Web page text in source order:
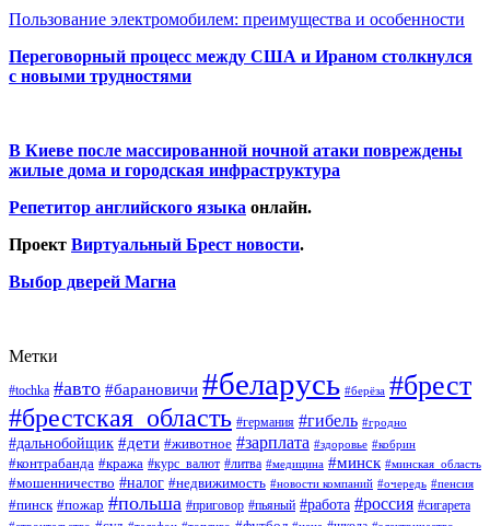
Пользование электромобилем: преимущества и особенности
Переговорный процесс между США и Ираном столкнулся
с новыми трудностями
В Киеве после массированной ночной атаки повреждены
жилые дома и городская инфраструктура
Репетитор английского языка онлайн.
Проект Виртуальный Брест новости.
Выбор дверей Магна
Метки
#tochka #авто #барановичи #беларусь #берёза #брест
#брестская_область #германия #гибель #гродно
#дальнобойщик #дети #животное #зарплата #здоровье #кобрин
#контрабанда #кража #курс_валют #литва #медицина #минск #минская_область
#мошенничество #налог #недвижимость #новости компаний #очередь #пенсия
#пинск #пожар #польша #приговор #пьяный #работа #россия #сигарета